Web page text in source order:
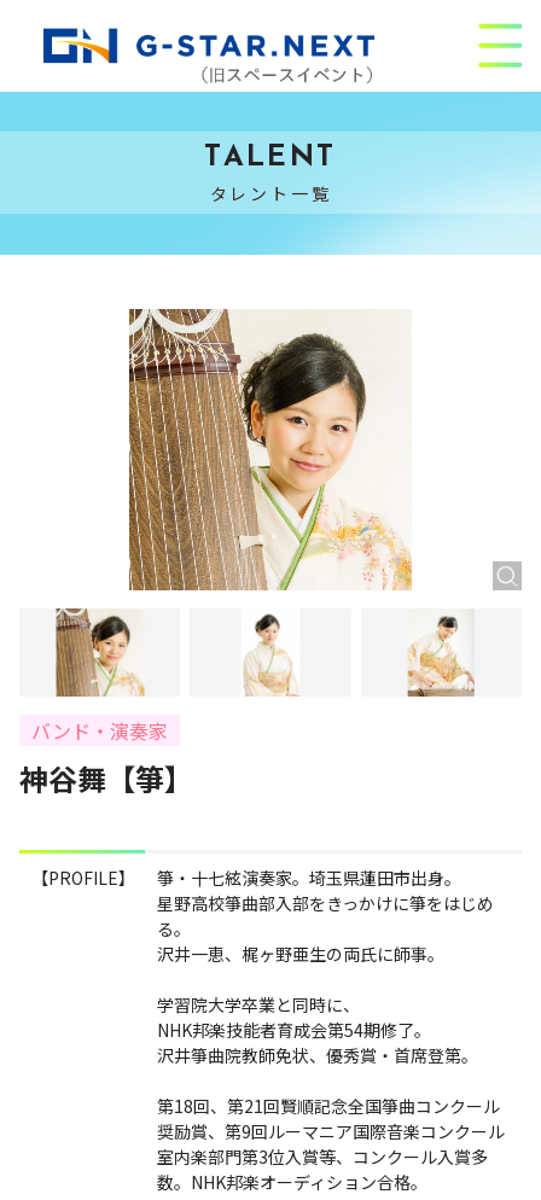
TALENT
タレント一覧
バンド・演奏家
神谷舞【箏】
【PROFILE】
箏・十七絃演奏家。埼玉県蓮田市出身。
星野高校箏曲部入部をきっかけに箏をはじめ
る。
沢井一恵、梶ヶ野亜生の両氏に師事。
学習院大学卒業と同時に、
NHK邦楽技能者育成会第54期修了。
沢井箏曲院教師免状、優秀賞・首席登第。
第18回、第21回賢順記念全国箏曲コンクール
奨励賞、第9回ルーマニア国際音楽コンクール
室内楽部門第3位入賞等、コンクール入賞多
数。NHK邦楽オーディション合格。